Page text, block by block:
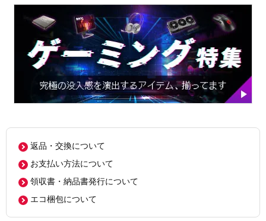
返品・交換について
お支払い方法について
領収書・納品書発行について
エコ梱包について